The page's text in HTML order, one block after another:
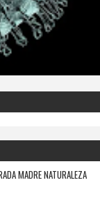
MADRE NATURALEZA